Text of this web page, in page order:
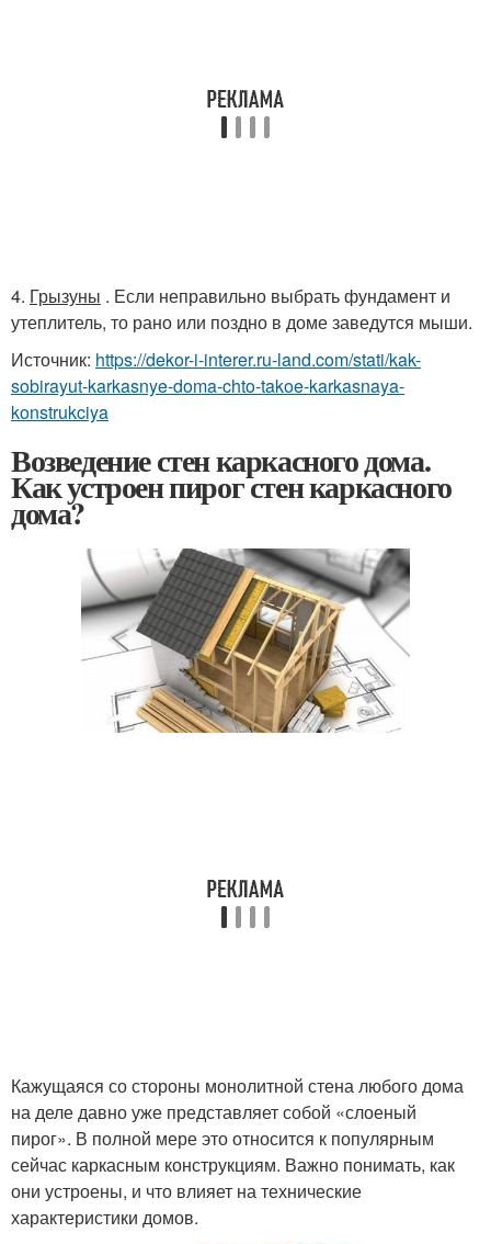
4. Грызуны . Если неправильно выбрать фундамент и
утеплитель, то рано или поздно в доме заведутся мыши.
Источник: https://dekor-i-interer.ru-land.com/stati/kak-
sobirayut-karkasnye-doma-chto-takoe-karkasnaya-
konstrukciya
Возведение стен каркасного дома.
Как устроен пирог стен каркасного
дома?
Кажущаяся со стороны монолитной стена любого дома
на деле давно уже представляет собой «слоеный
пирог». В полной мере это относится к популярным
сейчас каркасным конструкциям. Важно понимать, как
они устроены, и что влияет на технические
характеристики домов.